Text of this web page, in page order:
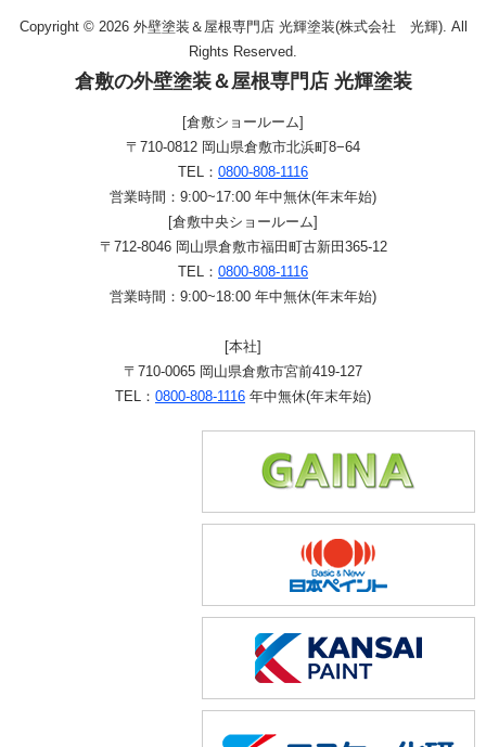
Copyright © 2026 外壁塗装＆屋根専門店 光輝塗装(株式会社 光輝). All
Rights Reserved.
倉敷の外壁塗装＆屋根専門店 光輝塗装
[倉敷ショールーム]
〒710-0812 岡山県倉敷市北浜町8−64
TEL： 0800-808-1116
営業時間：9:00~17:00 年中無休(年末年始)
[倉敷中央ショールーム]
〒712-8046 岡山県倉敷市福田町古新田365-12
TEL： 0800-808-1116
営業時間：9:00~18:00 年中無休(年末年始)
[本社]
〒710-0065 岡山県倉敷市宮前419-127
TEL： 0800-808-1116 年中無休(年末年始)